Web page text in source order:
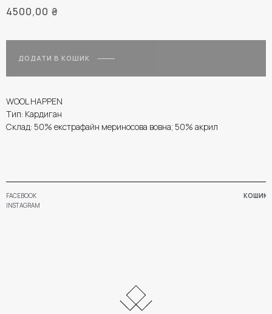
4500,00 ₴
ДОДАТИ В КОШИК
WOOL HAPPEN
Тип: Кардиган
Склад: 50% екстрафайн мериносова вовна; 50% акрил
FACEBOOK КОШИК
INSTAGRAM